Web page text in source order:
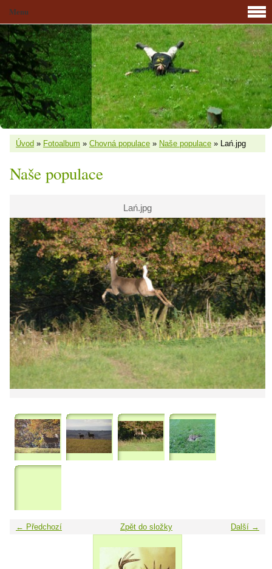
Úvod » Fotoalbum » Chovná populace » Naše populace » Lań.jpg
Naše populace
Lań.jpg
← Předchozí Další →
Zpět do složky
Menu